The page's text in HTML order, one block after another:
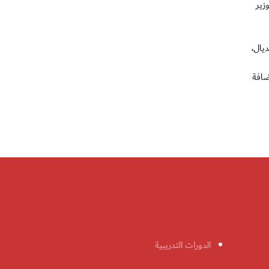
الدورات التدريبية